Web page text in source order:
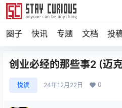
圈子 快讯 专题 文档 投
创业必经的那些事2 (迈
悦读 24年12月22日 0